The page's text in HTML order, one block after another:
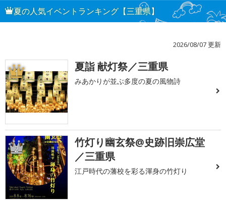
夏の人気イベントランキング【三重県】
2026/08/07 更新
1 夏詣 献灯祭／三重県
みあかりが並ぶ多度の夏の風物詩
2
竹灯り幽玄祭@史跡旧崇広堂
／三重県
江戸時代の藩校を彩る渾身の竹灯り